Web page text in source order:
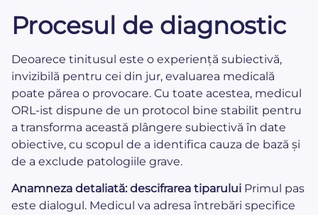
Procesul de diagnostic
Deoarece tinitusul este o experiență subiectivă,
invizibilă pentru cei din jur, evaluarea medicală
poate părea o provocare. Cu toate acestea, medicul
ORL-ist dispune de un protocol bine stabilit pentru
a transforma această plângere subiectivă în date
obiective, cu scopul de a identifica cauza de bază și
de a exclude patologiile grave.
Anamneza detaliată: descifrarea tiparului Primul pas
este dialogul. Medicul va adresa întrebări specifice